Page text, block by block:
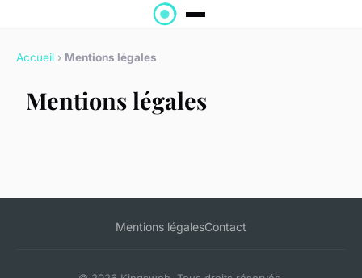
Accueil › Mentions légales
Mentions légales
Mentions légalesContact